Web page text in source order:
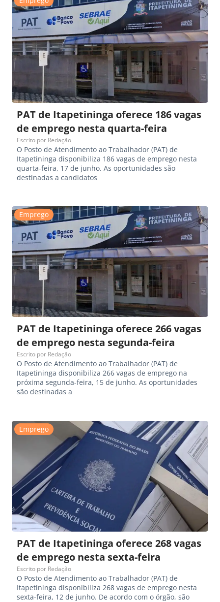
PAT de Itapetininga oferece 186 vagas
de emprego nesta quarta-feira
Escrito por Redação
O Posto de Atendimento ao Trabalhador (PAT) de
Itapetininga disponibiliza 186 vagas de emprego nesta
quarta-feira, 17 de junho. As oportunidades são
destinadas a candidatos
Emprego
PAT de Itapetininga oferece 266 vagas
de emprego nesta segunda-feira
Escrito por Redação
O Posto de Atendimento ao Trabalhador (PAT) de
Itapetininga disponibiliza 266 vagas de emprego na
próxima segunda-feira, 15 de junho. As oportunidades
são destinadas a
Emprego
PAT de Itapetininga oferece 268 vagas
de emprego nesta sexta-feira
Escrito por Redação
O Posto de Atendimento ao Trabalhador (PAT) de
Itapetininga disponibiliza 268 vagas de emprego nesta
sexta-feira, 12 de junho. De acordo com o órgão, são